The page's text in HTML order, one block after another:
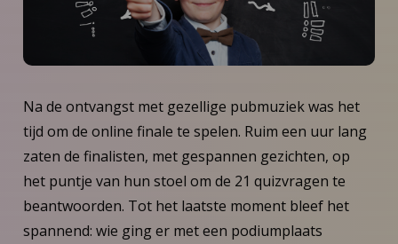
Na de ontvangst met gezellige pubmuziek was het
tijd om de online finale te spelen. Ruim een uur lang
zaten de finalisten, met gespannen gezichten, op
het puntje van hun stoel om de 21 quizvragen te
beantwoorden. Tot het laatste moment bleef het
spannend: wie ging er met een podiumplaats